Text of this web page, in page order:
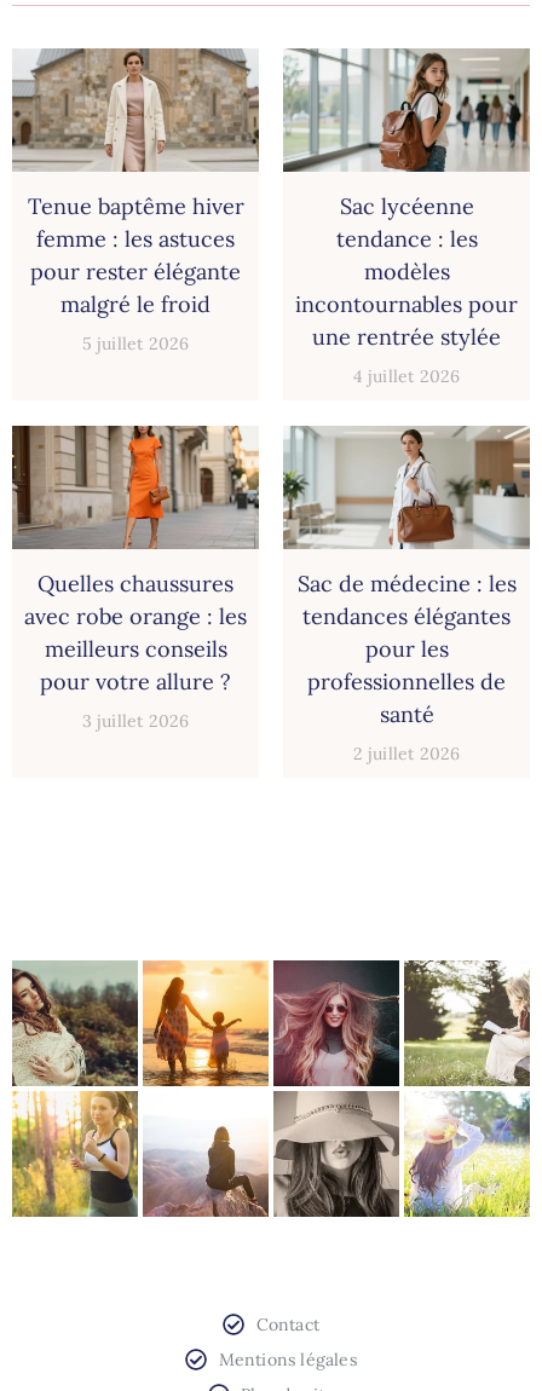
Tenue baptême hiver
femme : les astuces
pour rester élégante
malgré le froid
5 juillet 2026
Sac lycéenne
tendance : les
modèles
incontournables pour
une rentrée stylée
4 juillet 2026
Quelles chaussures
avec robe orange : les
meilleurs conseils
pour votre allure ?
3 juillet 2026
Sac de médecine : les
tendances élégantes
pour les
professionnelles de
santé
2 juillet 2026
Contact
Mentions légales